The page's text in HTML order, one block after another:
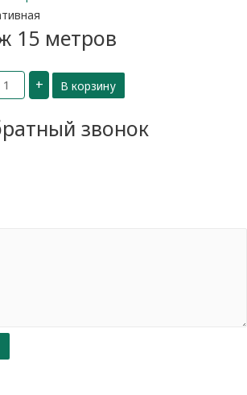
15 метров
+ В корзину
звонок